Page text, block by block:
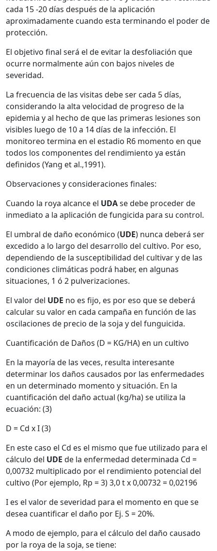
cada 15 -20 días después de la aplicación
aproximadamente cuando esta terminando el poder de
protección.
El objetivo final será el de evitar la desfoliación que
ocurre normalmente aún con bajos niveles de
severidad.
La frecuencia de las visitas debe ser cada 5 días,
considerando la alta velocidad de progreso de la
epidemia y al hecho de que las primeras lesiones son
visibles luego de 10 a 14 días de la infección. El
monitoreo termina en el estadio R6 momento en que
todos los componentes del rendimiento ya están
definidos (Yang et al.,1991).
Observaciones y consideraciones finales:
Cuando la roya alcance el UDAse debe proceder de
inmediato a la aplicación de fungicida para su control.
El umbral de daño económico (UDE) nunca deberá ser
excedido a lo largo del desarrollo del cultivo. Por eso,
dependiendo de la susceptibilidad del cultivar y de las
condiciones climáticas podrá haber, en algunas
situaciones, 1 ó 2 pulverizaciones.
El valor del UDE no es fijo, es por eso que se deberá
calcular su valor en cada campaña en función de las
oscilaciones de precio de la soja y del funguicida.
Cuantificación de Daños (D = KG/HA) en un cultivo
En la mayoría de las veces, resulta interesante
determinar los daños causados por las enfermedades
en un determinado momento y situación. En la
cuantificación del daño actual (kg/ha) se utiliza la
ecuación: (3)
D = Cd x I (3)
En este caso el Cd es el mismo que fue utilizado para el
cálculo del UDE de la enfermedad determinada Cd =
0,00732 multiplicado por el rendimiento potencial del
cultivo (Por ejemplo, Rp = 3) 3,0 t x 0,00732 = 0,02196
I es el valor de severidad para el momento en que se
desea cuantificar el daño por Ej. S = 20%.
A modo de ejemplo, para el cálculo del daño causado
por la roya de la soja, se tiene: